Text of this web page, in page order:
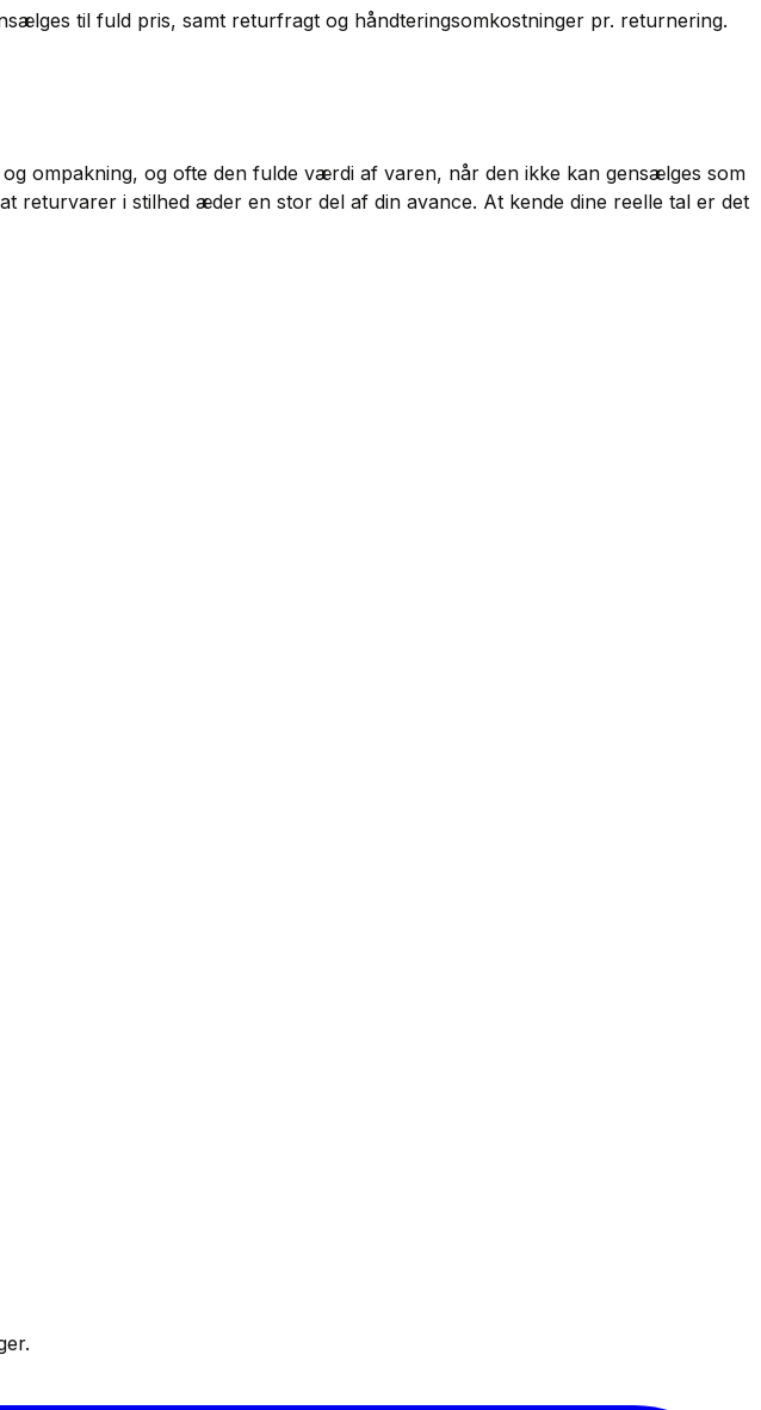
til fuld pris, samt returfragt og håndteringsomkostninger pr. returnering.
ompakning, og ofte den fulde værdi af varen, når den ikke kan gensælges som
returvarer i stilhed æder en stor del af din avance. At kende dine reelle tal er det